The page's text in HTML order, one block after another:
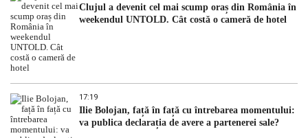
Clujul a devenit cel mai scump oraș din România în
weekendul UNTOLD. Cât costă o cameră de hotel
17:19
Ilie Bolojan, față în față cu întrebarea momentului:
va publica declarația de avere a partenerei sale?